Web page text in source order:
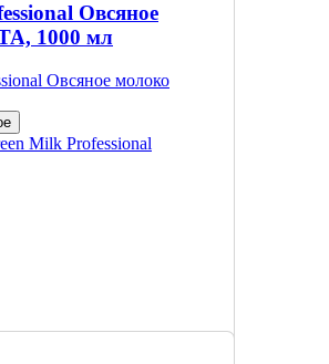
Овсяное
1000 мл
Milk Professional